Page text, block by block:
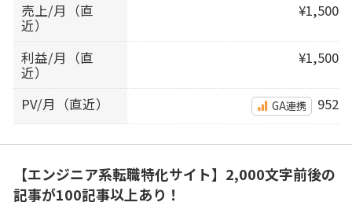
売上/月（直
近）
¥1,500
利益/月（直
近）
¥1,500
PV/月（直近） GA連携 952
【エンジニア系転職特化サイト】2,000文字前後の
記事が100記事以上あり！